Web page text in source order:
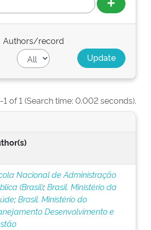
Authors/record
1 of 1 (Search time: 0.002 seconds).
Nacional de Administração
(Brasil);Brasil. Ministério da
;Brasil. Ministério do
Desenvolvimento e